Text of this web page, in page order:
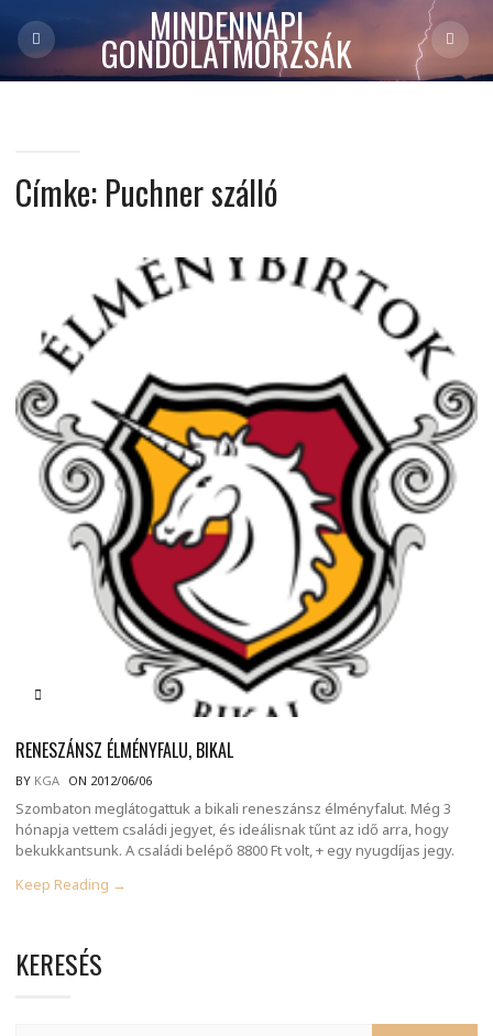
MINDENNAPI
GONDOLATMORZSÁK
Címke: Puchner szálló
RENESZÁNSZ ÉLMÉNYFALU, BIKAL
BY KGA ON 2012/06/06
Szombaton meglátogattuk a bikali reneszánsz élményfalut. Még 3
hónapja vettem családi jegyet, és ideálisnak tűnt az idő arra, hogy
bekukkantsunk. A családi belépő 8800 Ft volt, + egy nyugdíjas jegy.
Keep Reading →
KERESÉS